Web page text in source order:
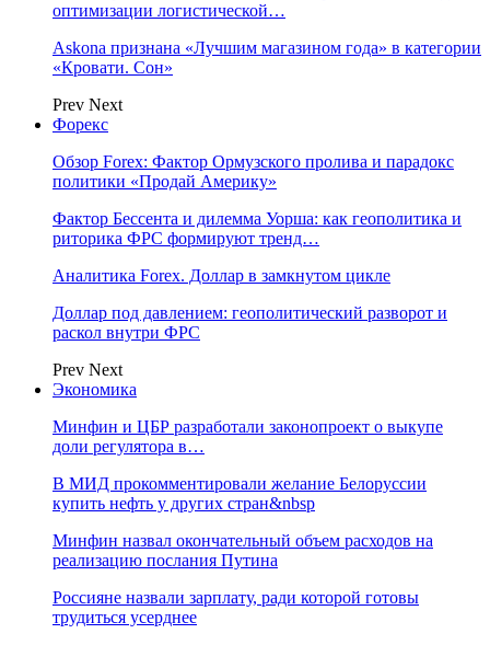
оптимизации логистической…
Askona признана «Лучшим магазином года» в категории
«Кровати. Сон»
Prev Next
Форекс
Обзор Forex: Фактор Ормузского пролива и парадокс
политики «Продай Америку»
Фактор Бессента и дилемма Уорша: как геополитика и
риторика ФРС формируют тренд…
Аналитика Forex. Доллар в замкнутом цикле
Доллар под давлением: геополитический разворот и
раскол внутри ФРС
Prev Next
Экономика
Минфин и ЦБР разработали законопроект о выкупе
доли регулятора в…
В МИД прокомментировали желание Белоруссии
купить нефть у других стран&nbsp
Минфин назвал окончательный объем расходов на
реализацию послания Путина
Россияне назвали зарплату, ради которой готовы
трудиться усерднее